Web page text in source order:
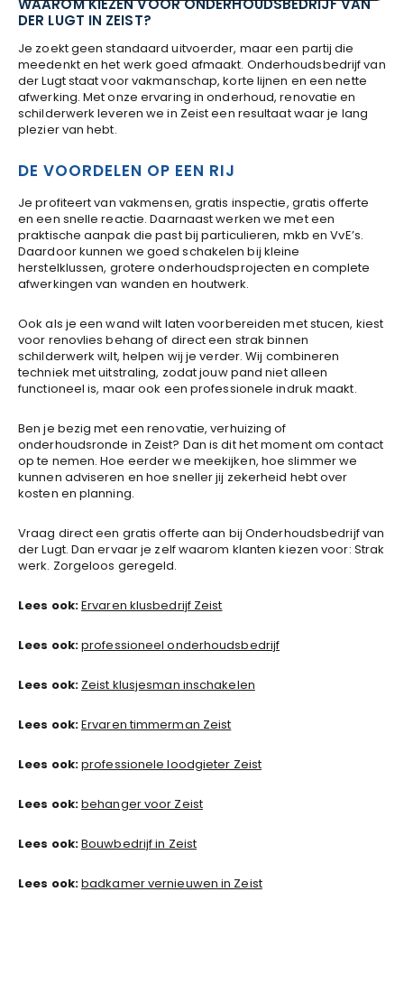
WAAROM KIEZEN VOOR ONDERHOUDSBEDRIJF VAN
DER LUGT IN ZEIST?
Je zoekt geen standaard uitvoerder, maar een partij die
meedenkt en het werk goed afmaakt. Onderhoudsbedrijf van
der Lugt staat voor vakmanschap, korte lijnen en een nette
afwerking. Met onze ervaring in onderhoud, renovatie en
schilderwerk leveren we in Zeist een resultaat waar je lang
plezier van hebt.
DE VOORDELEN OP EEN RIJ
Je profiteert van vakmensen, gratis inspectie, gratis offerte
en een snelle reactie. Daarnaast werken we met een
praktische aanpak die past bij particulieren, mkb en VvE’s.
Daardoor kunnen we goed schakelen bij kleine
herstelklussen, grotere onderhoudsprojecten en complete
afwerkingen van wanden en houtwerk.
Ook als je een wand wilt laten voorbereiden met stucen, kiest
voor renovlies behang of direct een strak binnen
schilderwerk wilt, helpen wij je verder. Wij combineren
techniek met uitstraling, zodat jouw pand niet alleen
functioneel is, maar ook een professionele indruk maakt.
Ben je bezig met een renovatie, verhuizing of
onderhoudsronde in Zeist? Dan is dit het moment om contact
op te nemen. Hoe eerder we meekijken, hoe slimmer we
kunnen adviseren en hoe sneller jij zekerheid hebt over
kosten en planning.
Vraag direct een gratis offerte aan bij Onderhoudsbedrijf van
der Lugt. Dan ervaar je zelf waarom klanten kiezen voor: Strak
werk. Zorgeloos geregeld.
Lees ook:Ervaren klusbedrijf Zeist
Lees ook:professioneel onderhoudsbedrijf
Lees ook: Zeist klusjesman inschakelen
Lees ook:Ervaren timmerman Zeist
Lees ook:professionele loodgieter Zeist
Lees ook:behanger voor Zeist
Lees ook:Bouwbedrijf in Zeist
Lees ook:badkamer vernieuwen in Zeist